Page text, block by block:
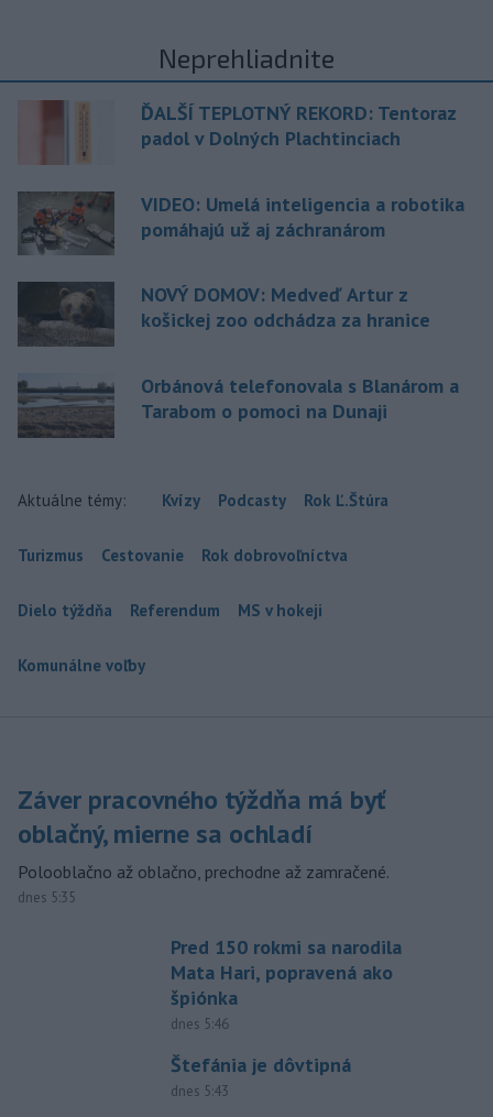
Neprehliadnite
ĎALŠÍ TEPLOTNÝ REKORD: Tentoraz
padol v Dolných Plachtinciach
VIDEO: Umelá inteligencia a robotika
pomáhajú už aj záchranárom
NOVÝ DOMOV: Medveď Artur z
košickej zoo odchádza za hranice
Orbánová telefonovala s Blanárom a
Tarabom o pomoci na Dunaji
Aktuálne témy: Kvízy Podcasty Rok Ľ.Štúra
Turizmus Cestovanie Rok dobrovoľníctva
Dielo týždňa Referendum MS v hokeji
Komunálne voľby
Záver pracovného týždňa má byť
oblačný, mierne sa ochladí
Polooblačno až oblačno, prechodne až zamračené.
dnes 5:35
Pred 150 rokmi sa narodila
Mata Hari, popravená ako
špiónka
dnes 5:46
Štefánia je dôvtipná
dnes 5:43